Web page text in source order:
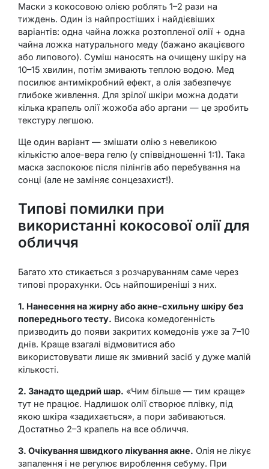
Маски з кокосовою олією роблять 1–2 рази на
тиждень. Один із найпростіших і найдієвіших
варіантів: одна чайна ложка розтопленої олії + одна
чайна ложка натурального меду (бажано акацієвого
або липового). Суміш наносять на очищену шкіру на
10–15 хвилин, потім змивають теплою водою. Мед
посилює антимікробний ефект, а олія забезпечує
глибоке живлення. Для зрілої шкіри можна додати
кілька крапель олії жожоба або аргани — це зробить
текстуру легшою.
Ще один варіант — змішати олію з невеликою
кількістю алое-вера гелю (у співвідношенні 1:1). Така
маска заспокоює після пілінгів або перебування на
сонці (але не заміняє сонцезахист!).
Типові помилки при
використанні кокосової олії для
обличчя
Багато хто стикається з розчаруванням саме через
типові прорахунки. Ось найпоширеніші з них.
1. Нанесення на жирну або акне-схильну шкіру без
попереднього тесту. Висока комедогенність
призводить до появи закритих комедонів уже за 7–10
днів. Краще взагалі відмовитися або
використовувати лише як змивний засіб у дуже малій
кількості.
2. Занадто щедрий шар. «Чим більше — тим краще»
тут не працює. Надлишок олії створює плівку, під
якою шкіра «задихається», а пори забиваються.
Достатньо 2–3 крапель на все обличчя.
3. Очікування швидкого лікування акне. Олія не лікує
запалення і не регулює вироблення себуму. При